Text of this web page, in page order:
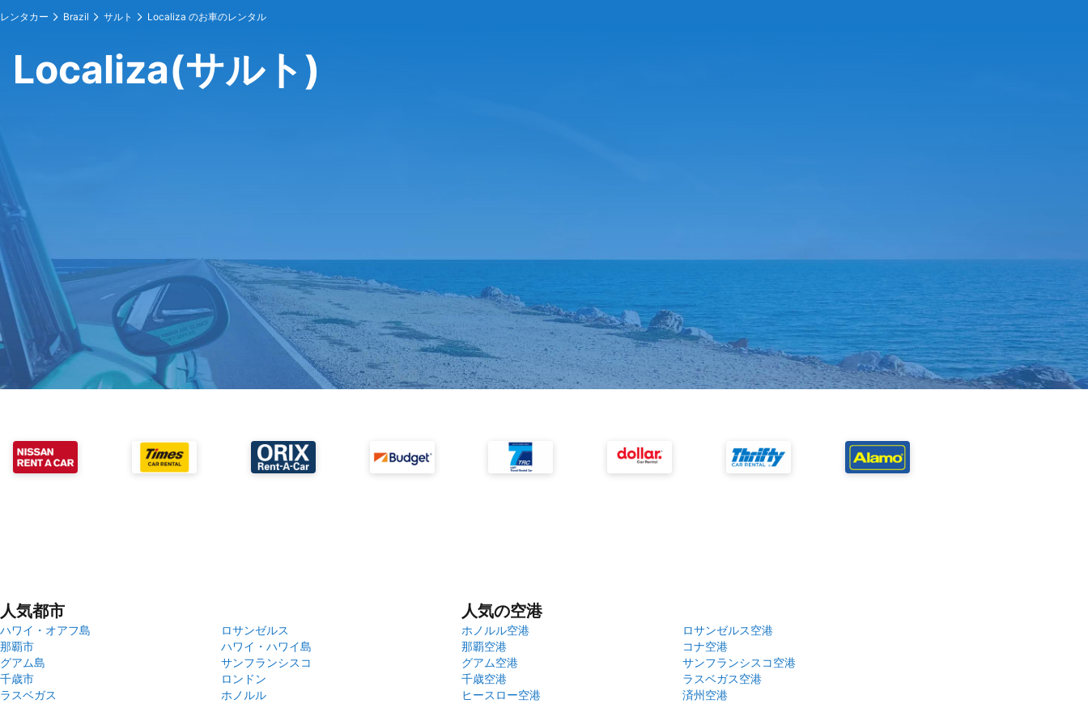
レンタカー Brazil サルト Localiza のお車のレンタル
Localiza(サルト)
人気都市
ハワイ・オアフ島
ロサンゼルス
那覇市
ハワイ・ハワイ島
グアム島
サンフランシスコ
千歳市
ロンドン
ラスベガス
ホノルル
人気の空港
ホノルル空港
ロサンゼルス空港
那覇空港
コナ空港
グアム空港
サンフランシスコ空港
千歳空港
ラスベガス空港
ヒースロー空港
済州空港